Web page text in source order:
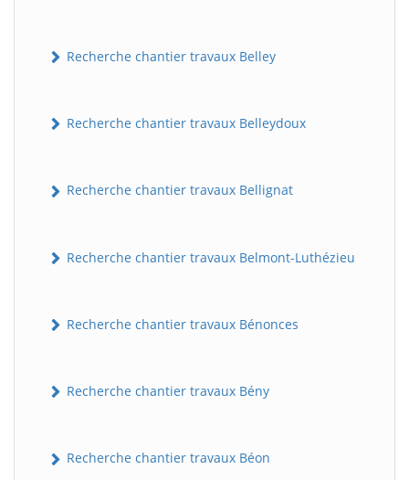
Recherche chantier travaux Belley
Recherche chantier travaux Belleydoux
Recherche chantier travaux Bellignat
Recherche chantier travaux Belmont-Luthézieu
Recherche chantier travaux Bénonces
Recherche chantier travaux Bény
Recherche chantier travaux Béon